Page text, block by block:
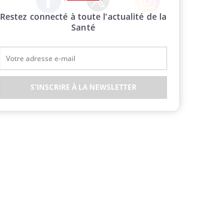
Facebook Twitter Instagram
Restez connecté à toute l’actualité de la
Santé
S'INSCRIRE À LA NEWSLETTER